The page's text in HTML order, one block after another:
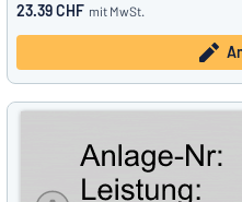
23.39 CHF mit MwSt.